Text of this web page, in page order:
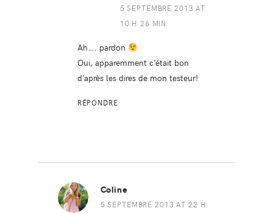
5 SEPTEMBRE 2013 AT
10 H 26 MIN
Ah…. pardon
Oui, apparemment c’était bon
d’après les dires de mon testeur!
RÉPONDRE
Coline
5 SEPTEMBRE 2013 AT 22 H